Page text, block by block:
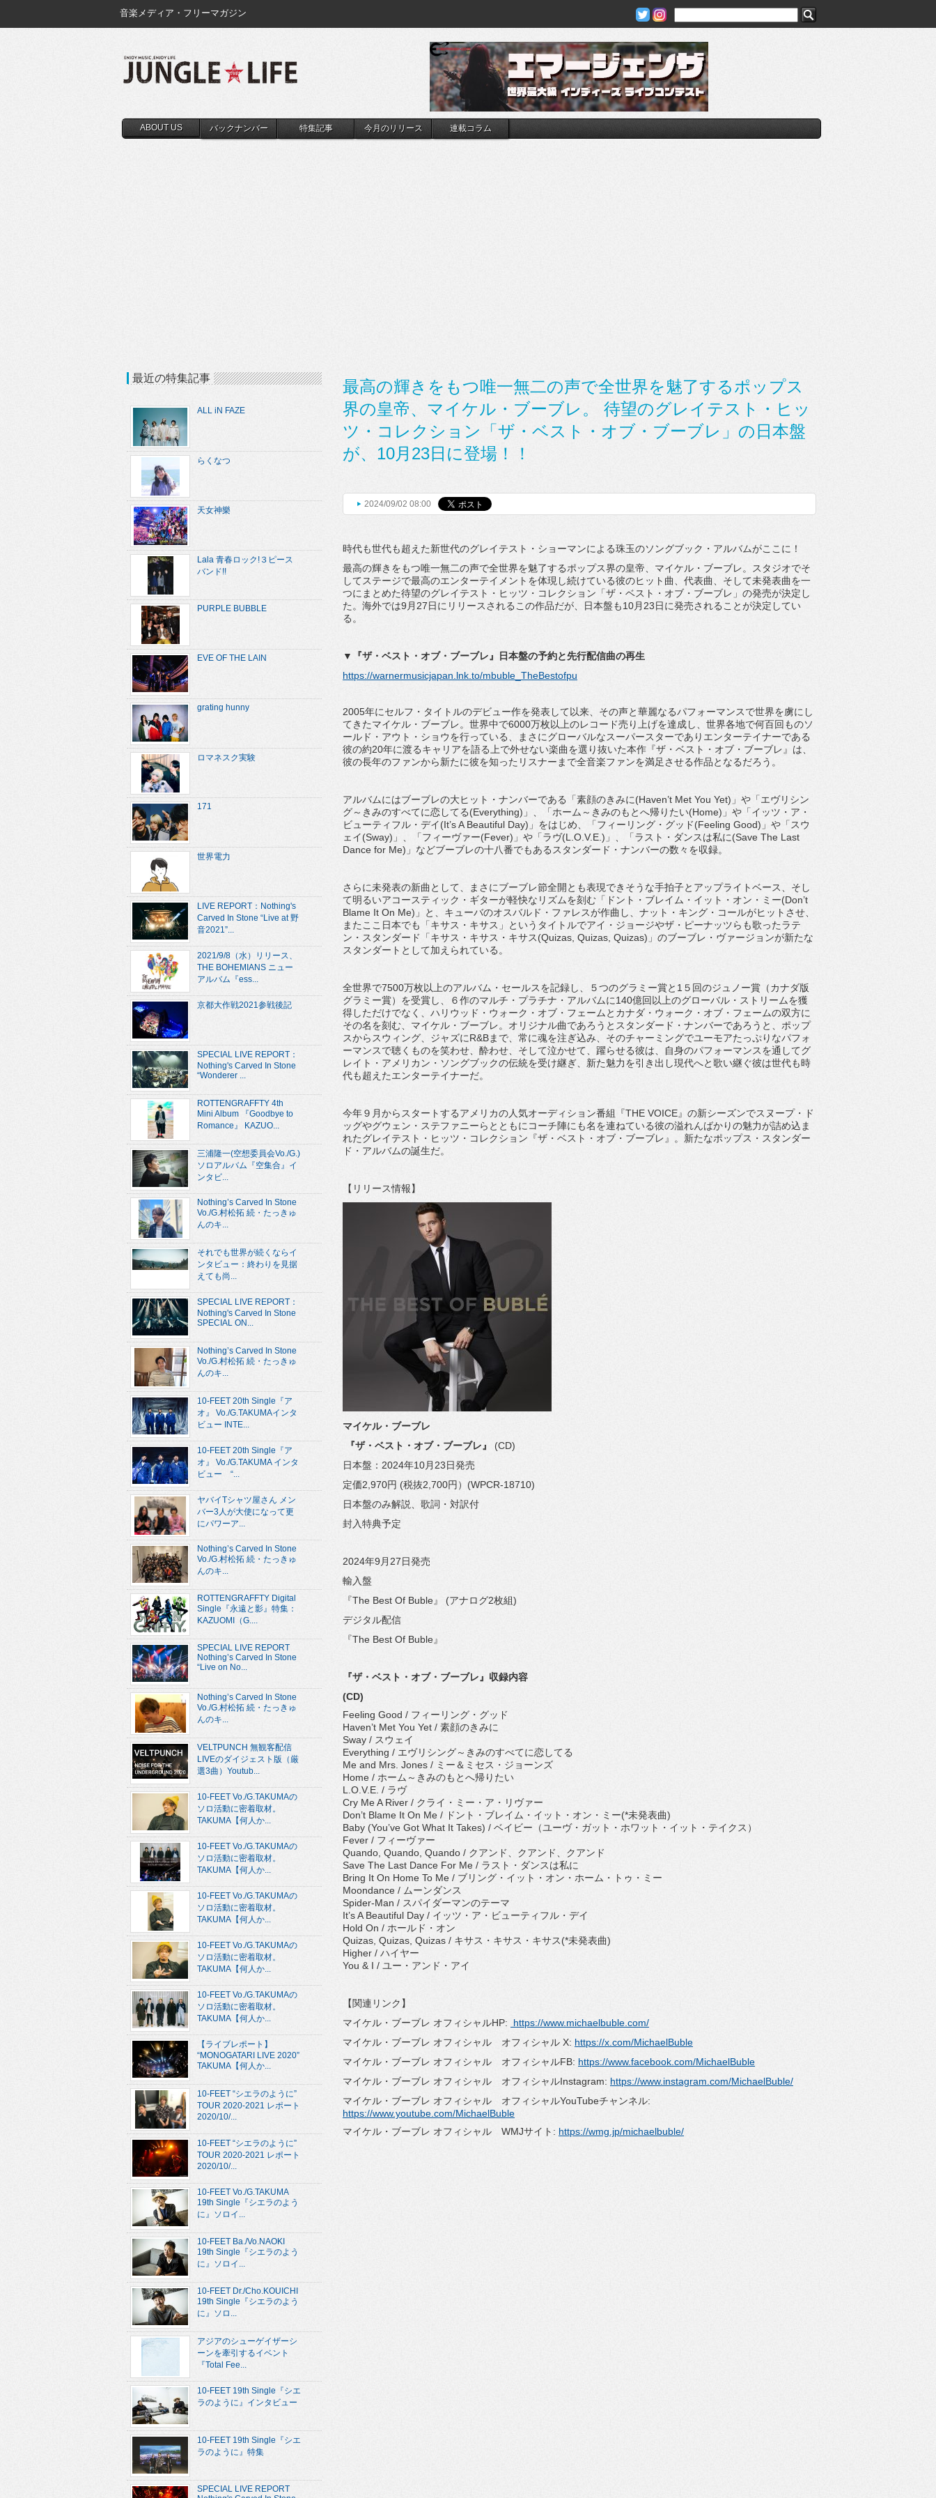
音楽メディア・フリーマガジン
ABOUT US バックナンバー 特集記事 今月のリリース 連載コラム
最高の輝きをもつ唯一無二の声で全世界を魅了するポップス
界の皇帝、マイケル・ブーブレ。 待望のグレイテスト・ヒッ
ツ・コレクション「ザ・ベスト・オブ・ブーブレ」の日本盤
が、10月23日に登場！！
2024/09/02 08:00
時代も世代も超えた新世代のグレイテスト・ショーマンによる珠玉のソングブック・アルバムがここに！
最高の輝きをもつ唯一無二の声で全世界を魅了するポップス界の皇帝、マイケル・ブーブレ。スタジオでそ
してステージで最高のエンターテイメントを体現し続けている彼のヒット曲、代表曲、そして未発表曲を一
つにまとめた待望のグレイテスト・ヒッツ・コレクション「ザ・ベスト・オブ・ブーブレ」の発売が決定し
た。海外では9月27日にリリースされるこの作品だが、日本盤も10月23日に発売されることが決定してい
る。
▼『ザ・ベスト・オブ・ブーブレ』
日本盤の予約と先行配信曲の再生
https://warnermusicjapan.lnk.to/mbuble_TheBestofpu
2005年にセルフ・タイトルのデビュー作を発表して以来、その声と華麗なるパフォーマンスで世界を虜にし
てきたマイケル・ブーブレ。世界中で6000万枚以上のレコード売り上げを達成し、世界各地で何百回ものソ
ールド・アウト・ショウを行っている、まさにグローバルなスーパースターでありエンターテイナーである
彼の約20年に渡るキャリアを語る上で外せない楽曲を選り抜いた本作『ザ・ベスト・オブ・ブーブレ』は、
彼の長年のファンから新たに彼を知ったリスナーまで全音楽ファンを満足させる作品となるだろう。
アルバムにはブーブレの大ヒット・ナンバーである「素顔のきみに(Haven’t Met You Yet)」や「エヴリシン
グ～きみのすべてに恋してる(Everything)」、「ホーム～きみのもとへ帰りたい(Home)」や「イッツ・ア・
ビューティフル・デイ(It’s A Beautiful Day)」をはじめ、「フィーリング・グッド(Feeling Good)」や「スウ
ェイ(Sway)」、「フィーヴァー(Fever)」や「ラヴ(L.O.V.E.)」、「ラスト・ダンスは私に(Save The Last
Dance for Me)」などブーブレの十八番でもあるスタンダード・ナンバーの数々を収録。
さらに未発表の新曲として、まさにブーブレ節全開とも表現できそうな手拍子とアップライトベース、そし
て明るいアコースティック・ギターが軽快なリズムを刻む「ドント・ブレイム・イット・オン・ミー(Don’t
Blame It On Me)」と、キューバのオスバルド・ファレスが作曲し、ナット・キング・コールがヒットさせ、
またここ日本でも「キサス・キサス」というタイトルでアイ・ジョージやザ・ピーナッツらも歌ったラテ
ン・スタンダード「キサス・キサス・キサス(Quizas, Quizas, Quizas)」のブーブレ・ヴァージョンが新たな
スタンダートとして加えられている。
全世界で7500万枚以上のアルバム・セールスを記録し、５つのグラミー賞と1５回のジュノー賞（カナダ版
グラミー賞）を受賞し、６作のマルチ・プラチナ・アルバムに140億回以上のグローバル・ストリームを獲
得しただけでなく、ハリウッド・ウォーク・オブ・フェームとカナダ・ウォーク・オブ・フェームの双方に
その名を刻む、マイケル・ブーブレ。オリジナル曲であろうとスタンダード・ナンバーであろうと、ポップ
スからスウィング、ジャズにR&Bまで、常に魂を注ぎ込み、そのチャーミングでユーモアたっぷりなパフォ
ーマンスで聴くものを笑わせ、酔わせ、そして泣かせて、躍らせる彼は、自身のパフォーマンスを通してグ
レイト・アメリカン・ソングブックの伝統を受け継ぎ、新た魅力を引き出し現代へと歌い継ぐ彼は世代も時
代も超えたエンターテイナーだ。
今年９月からスタートするアメリカの人気オーディション番組『THE VOICE』の新シーズンでスヌープ・ド
ッグやグウェン・ステファニーらとともにコーチ陣にも名を連ねている彼の溢れんばかりの魅力が詰め込ま
れたグレイテスト・ヒッツ・コレクション『ザ・ベスト・オブ・ブーブレ』。新たなポップス・スタンダー
ド・アルバムの誕生だ。
【リリース情報】
マイケル・ブーブレ
『ザ・ベスト・オブ・ブーブレ』
(CD)
日本盤：2024年10月23日発売
定価2,970円 (税抜2,700円）(WPCR-18710)
日本盤のみ解説、歌詞・対訳付
封入特典予定
2024年9月27日発売
輸入盤
『The Best Of Buble』 (アナログ2枚組)
デジタル配信
『The Best Of Buble』
『ザ・ベスト・オブ・ブーブレ』収録内容
(CD)
Feeling Good / フィーリング・グッド
Haven’t Met You Yet / 素顔のきみに
Sway / スウェイ
Everything / エヴリシング～きみのすべてに恋してる
Me and Mrs. Jones / ミー＆ミセス・ジョーンズ
Home / ホーム～きみのもとへ帰りたい
L.O.V.E. / ラヴ
Cry Me A River / クライ・ミー・ア・リヴァー
Don’t Blame It On Me / ドント・ブレイム・イット・オン・ミー(*未発表曲)
Baby (You’ve Got What It Takes) / ベイビー（ユーヴ・ガット・ホワット・イット・テイクス）
Fever / フィーヴァー
Quando, Quando, Quando / クアンド、クアンド、クアンド
Save The Last Dance For Me / ラスト・ダンスは私に
Bring It On Home To Me / ブリング・イット・オン・ホーム・トゥ・ミー
Moondance / ムーンダンス
Spider-Man / スパイダーマンのテーマ
It’s A Beautiful Day / イッツ・ア・ビューティフル・デイ
Hold On / ホールド・オン
Quizas, Quizas, Quizas / キサス・キサス・キサス(*未発表曲)
Higher / ハイヤー
You & I / ユー・アンド・アイ
【関連リンク】
マイケル・ブーブレ オフィシャルHP:
https://www.michaelbuble.com/
マイケル・ブーブレ オフィシャル オフィシャル X: https://x.com/MichaelBuble
マイケル・ブーブレ オフィシャル オフィシャルFB: https://www.facebook.com/MichaelBuble
マイケル・ブーブレ オフィシャル オフィシャルInstagram: https://www.instagram.com/MichaelBuble/
マイケル・ブーブレ オフィシャル オフィシャルYouTubeチャンネル:
https://www.youtube.com/MichaelBuble
マイケル・ブーブレ オフィシャル WMJサイト: https://wmg.jp/michaelbuble/
最近の特集記事
ALL iN FAZE
らくなつ
天女神樂
Lala 青春ロック!３ピース
バンド!!
PURPLE BUBBLE
EVE OF THE LAIN
grating hunny
ロマネスク実験
171
世界電力
LIVE REPORT：Nothing's
Carved In Stone “Live at 野
音2021”...
2021/9/8（水）リリース、
THE BOHEMIANS ニュー
アルバム『ess...
京都大作戦2021参戦後記
SPECIAL LIVE REPORT：
Nothing's Carved In Stone
“Wonderer ...
ROTTENGRAFFTY 4th
Mini Album 『Goodbye to
Romance』 KAZUO...
三浦隆一(空想委員会Vo./G.)
ソロアルバム『空集合』イ
ンタビ...
Nothing’s Carved In Stone
Vo./G.村松拓 続・たっきゅ
んのキ...
それでも世界が続くならイ
ンタビュー：終わりを見据
えても尚...
SPECIAL LIVE REPORT：
Nothing's Carved In Stone
SPECIAL ON...
Nothing’s Carved In Stone
Vo./G.村松拓 続・たっきゅ
んのキ...
10-FEET 20th Single『ア
オ』 Vo./G.TAKUMAインタ
ビュー INTE...
10-FEET 20th Single『ア
オ』 Vo./G.TAKUMA インタ
ビュー “...
ヤバイTシャツ屋さん メン
バー3人が大使になって更
にパワーア...
Nothing’s Carved In Stone
Vo./G.村松拓 続・たっきゅ
んのキ...
ROTTENGRAFFTY Digital
Single『永遠と影』特集：
KAZUOMI（G....
SPECIAL LIVE REPORT
Nothing’s Carved In Stone
“Live on No...
Nothing’s Carved In Stone
Vo./G.村松拓 続・たっきゅ
んのキ...
VELTPUNCH 無観客配信
LIVEのダイジェスト版（厳
選3曲）Youtub...
10-FEET Vo./G.TAKUMAの
ソロ活動に密着取材。
TAKUMA【何人か...
10-FEET Vo./G.TAKUMAの
ソロ活動に密着取材。
TAKUMA【何人か...
10-FEET Vo./G.TAKUMAの
ソロ活動に密着取材。
TAKUMA【何人か...
10-FEET Vo./G.TAKUMAの
ソロ活動に密着取材。
TAKUMA【何人か...
10-FEET Vo./G.TAKUMAの
ソロ活動に密着取材。
TAKUMA【何人か...
【ライブレポート】
“MONOGATARI LIVE 2020”
TAKUMA【何人か...
10-FEET “シエラのように”
TOUR 2020-2021 レポート
2020/10/...
10-FEET “シエラのように”
TOUR 2020-2021 レポート
2020/10/...
10-FEET Vo./G.TAKUMA
19th Single『シエラのよう
に』ソロイ...
10-FEET Ba./Vo.NAOKI
19th Single『シエラのよう
に』ソロイ...
10-FEET Dr./Cho.KOUICHI
19th Single『シエラのよう
に』ソロ...
アジアのシューゲイザーシ
ーンを牽引するイベント
『Total Fee...
10-FEET 19th Single『シエ
ラのように』インタビュー
10-FEET 19th Single『シエ
ラのように』特集
SPECIAL LIVE REPORT